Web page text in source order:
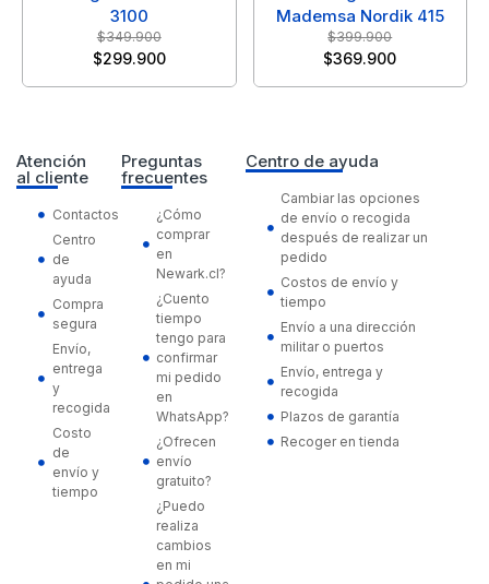
3100
$349.900
$299.900
Mademsa Nordik 415
$399.900
$369.900
Atención
al cliente
Contactos
Centro
de
ayuda
Compra
segura
Envío,
entrega
y
recogida
Costo
de
envío y
tiempo
Preguntas
frecuentes
¿Cómo
comprar
en
Newark.cl?
¿Cuento
tiempo
tengo para
confirmar
mi pedido
en
WhatsApp?
¿Ofrecen
envío
gratuito?
¿Puedo
realiza
cambios
en mi
Centro de ayuda
Cambiar las opciones
de envío o recogida
después de realizar un
pedido
Costos de envío y
tiempo
Envío a una dirección
militar o puertos
Envío, entrega y
recogida
Plazos de garantía
Recoger en tienda